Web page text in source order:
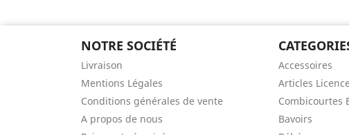
NOTRE SOCIÉTÉ
Livraison
Mentions Légales
Conditions générales de vente
A propos de nous
Accessoires
Articles
Combicourtes
Bavoirs